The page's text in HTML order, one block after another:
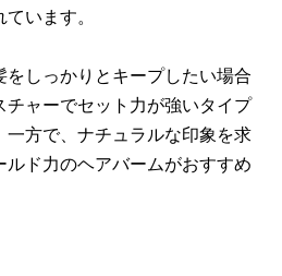
います。
しっかりとキープしたい場合
チャーでセット力が強いタイプ
一方で、ナチュラルな印象を求
ド力のヘアバームがおすすめ